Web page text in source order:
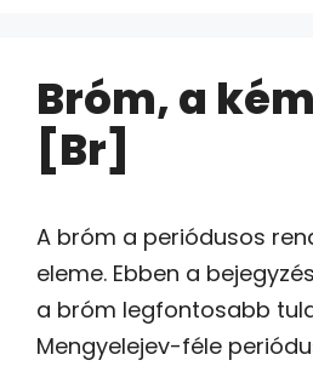
Bróm, a
[Br]
A bróm a periódusos
eleme. Ebben a
a bróm legfontosabb
Mengyelejev-féle